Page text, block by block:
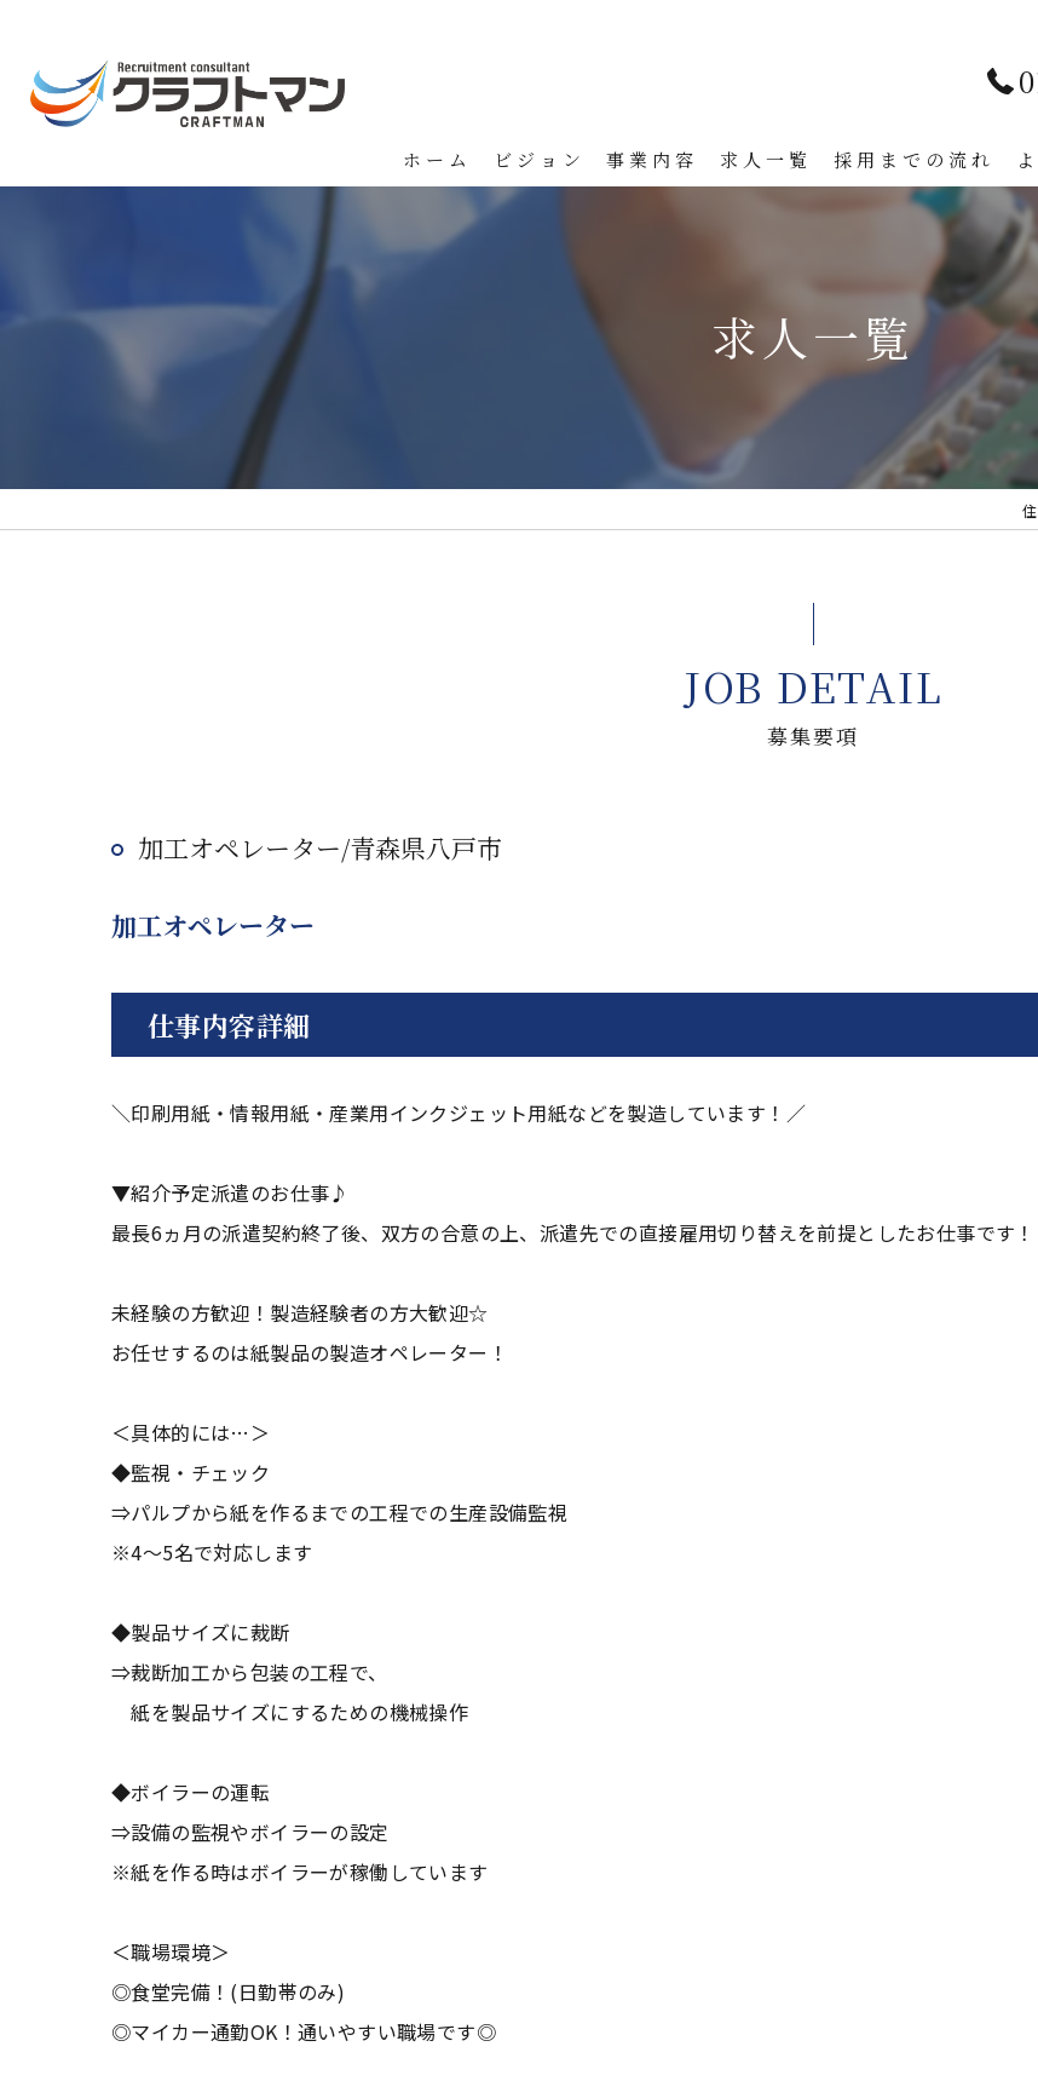
ホーム ビジョン 事業内容 求人一覧 採用までの流れ
求人一覧
募集要項
JOB DETAIL
加工オペレーター/青森県八戸市
加工オペレーター
仕事内容詳細
＼印刷用紙・情報用紙・産業用インクジェット用紙などを製造しています！／
▼紹介予定派遣のお仕事♪
最長6ヵ月の派遣契約終了後、双方の合意の上、派遣先での直接雇用切り替えを前提としたお仕事です！
未経験の方歓迎！製造経験者の方大歓迎☆
お任せするのは紙製品の製造オペレーター！
＜具体的には…＞
◆監視・チェック
⇒パルプから紙を作るまでの工程での生産設備監視
※4～5名で対応します
◆製品サイズに裁断
⇒裁断加工から包装の工程で、
紙を製品サイズにするための機械操作
◆ボイラーの運転
⇒設備の監視やボイラーの設定
※紙を作る時はボイラーが稼働しています
＜職場環境＞
◎食堂完備！(日勤帯のみ)
◎マイカー通勤OK！通いやすい職場です◎